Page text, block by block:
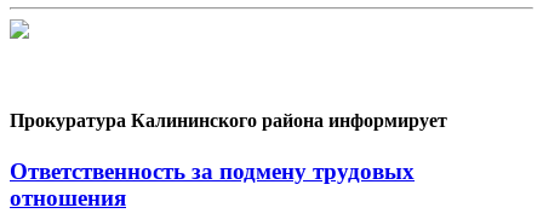
Прокуратура Калининского района информирует
Ответственность за подмену трудовых
отношения